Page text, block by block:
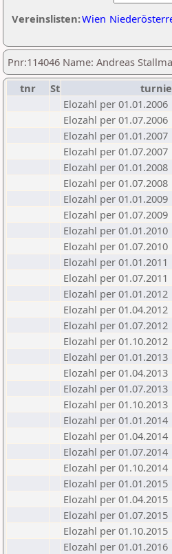
Vereinslisten:Wien
Pnr:114046 Name: Andreas
tnr
St
Elozahl per 01.01.2006
Elozahl per 01.07.2006
Elozahl per 01.01.2007
Elozahl per 01.07.2007
Elozahl per 01.01.2008
Elozahl per 01.07.2008
Elozahl per 01.01.2009
Elozahl per 01.07.2009
Elozahl per 01.01.2010
Elozahl per 01.07.2010
Elozahl per 01.01.2011
Elozahl per 01.07.2011
Elozahl per 01.01.2012
Elozahl per 01.04.2012
Elozahl per 01.07.2012
Elozahl per 01.10.2012
Elozahl per 01.01.2013
Elozahl per 01.04.2013
Elozahl per 01.07.2013
Elozahl per 01.10.2013
Elozahl per 01.01.2014
Elozahl per 01.04.2014
Elozahl per 01.07.2014
Elozahl per 01.10.2014
Elozahl per 01.01.2015
Elozahl per 01.04.2015
Elozahl per 01.07.2015
Elozahl per 01.10.2015
Elozahl per 01.01.2016